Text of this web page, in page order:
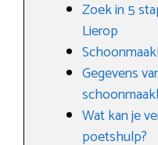
Zoek in 5
Lierop
Gegevens
Wat kan je
poetshulp?